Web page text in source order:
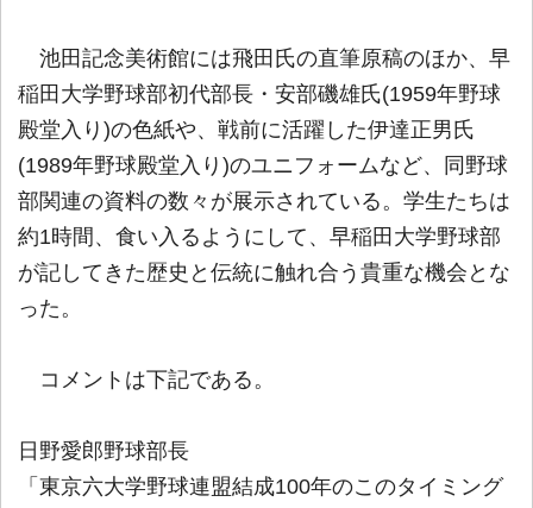
池田記念美術館には飛田氏の直筆原稿のほか、早
稲田大学野球部初代部長・安部磯雄氏(1959年野球
殿堂入り)の色紙や、戦前に活躍した伊達正男氏
(1989年野球殿堂入り)のユニフォームなど、同野球
部関連の資料の数々が展示されている。学生たちは
約1時間、食い入るようにして、早稲田大学野球部
が記してきた歴史と伝統に触れ合う貴重な機会とな
った。
コメントは下記である。
日野愛郎野球部長
「東京六大学野球連盟結成100年のこのタイミング